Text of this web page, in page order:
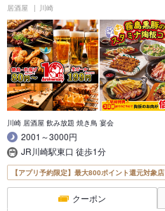
居酒屋 川崎
川崎 居酒屋 飲み放題 焼き鳥 宴会
2001～3000円
JR川崎駅東口 徒歩1分
【アプリ予約限定】最大800ポイント還元対象店
クーポン